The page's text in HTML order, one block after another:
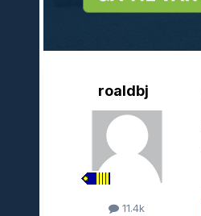
roaldbj
11.4k